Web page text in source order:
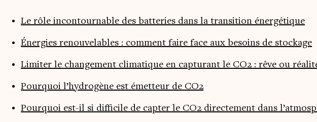
Le rôle incontournable des batteries dans la transition énergétique
Énergies renouvelables : comment faire face aux besoins de stockage
Limiter le changement climatique en capturant le CO2 : rêve ou
Pourquoi l’hydrogène est émetteur de CO2
Pourquoi est-il si difficile de capter le CO2 directement dans